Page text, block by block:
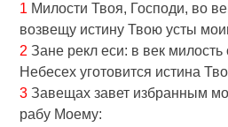
1 Милости Твоя, Господи, во
возвещу истину Твою усты
2 Зане рекл еси: в век милость
Небесех уготовится истина
3 Завещах завет избранным
рабу Моему: